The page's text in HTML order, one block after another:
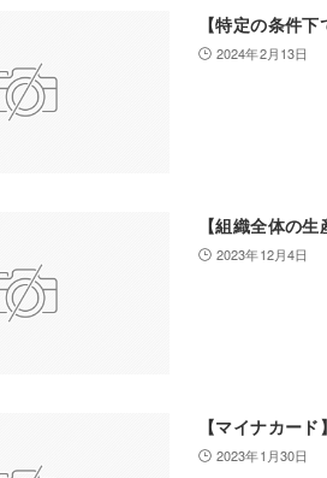
【特定の条件
2024年2月13日
【組織全体の
2023年12月4日
【マイナカー
2023年1月30日